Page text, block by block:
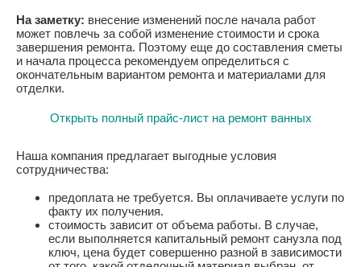
На заметку: внесение изменений после начала работ
может повлечь за собой изменение стоимости и срока
завершения ремонта. Поэтому еще до составления сметы
и начала процесса рекомендуем определиться с
окончательным вариантом ремонта и материалами для
отделки.
Открыть полный прайс-лист на ремонт ванных
Наша компания предлагает выгодные условия
сотрудничества:
предоплата не требуется. Вы оплачиваете услуги по
факту их получения.
стоимость зависит от объема работы. В случае,
если выполняется капитальный ремонт санузла под
ключ, цена будет совершенно разной в зависимости